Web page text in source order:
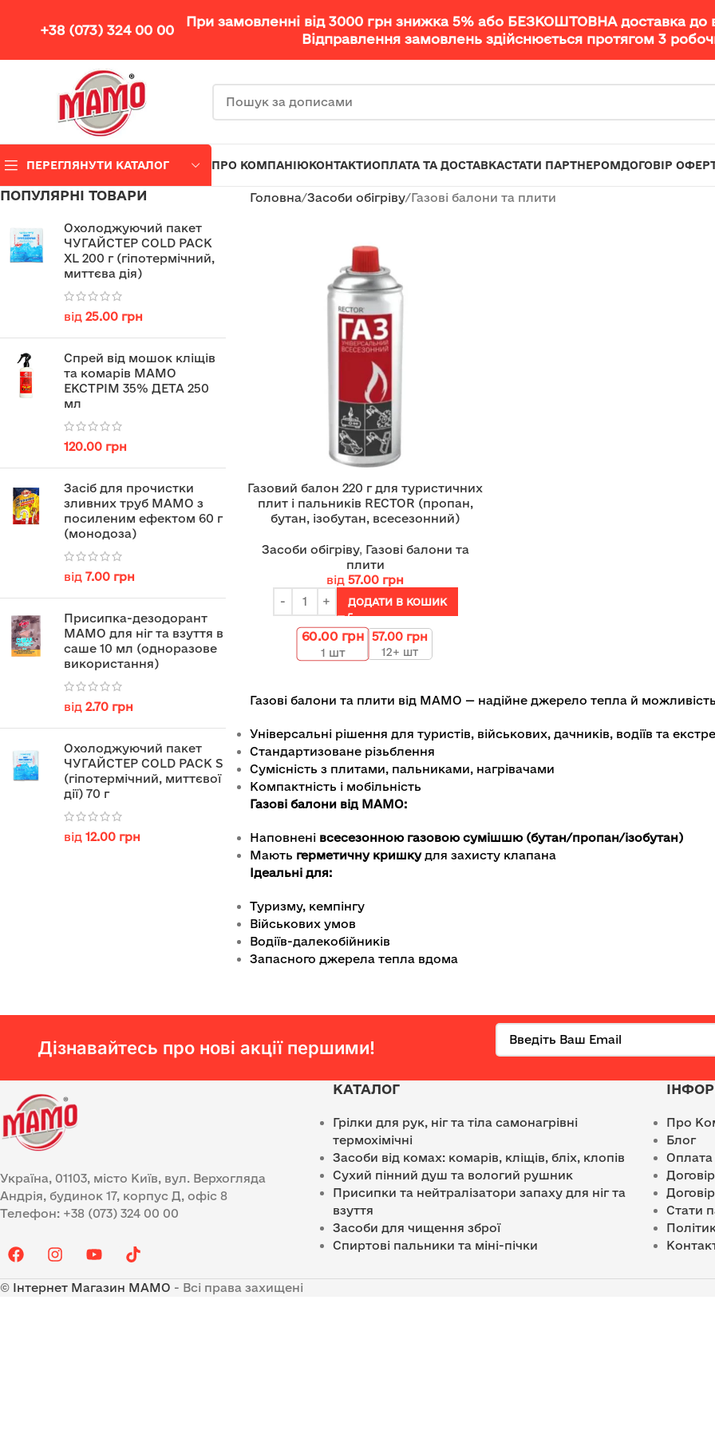
+38 (073) 324 00 00
При замовленні від 3000 грн знижка 5% або БЕЗКОШТОВНА доставка до
Відправлення замовлень здійснюється протягом 3
ПЕРЕГЛЯНУТИ КАТАЛОГ ПРО КОМПАНІЮКОНТАКТИОПЛАТА ТА ДОСТАВКАСТАТИ ПАРТНЕРОМДОГОВІР
ПОПУЛЯРНІ ТОВАРИ
Охолоджуючий пакет
ЧУГАЙСТЕР COLD PACK
XL 200 г (гіпотермічний,
миттєва дія)
від 25.00 грн
Спрей від мошок кліщів
та комарів МАМО
ЕКСТРІМ 35% ДЕТА 250
мл
120.00 грн
Засіб для прочистки
зливних труб МАМО з
посиленим ефектом 60 г
(монодоза)
від 7.00 грн
Присипка-дезодорант
MAMO для ніг та взуття в
саше 10 мл (одноразове
використання)
від 2.70 грн
Охолоджуючий пакет
ЧУГАЙСТЕР COLD PACK S
(гіпотермічний, миттєвої
дії) 70 г
від 12.00 грн
Головна Засоби обігріву Газові балони та плити
Газовий балон 220 г для туристичних
плит і пальників RECTOR (пропан,
бутан, ізобутан, всесезонний)
Засоби обігріву, Газові балони та
плити
від57.00 грн
ДОДАТИ В КОШИК
60.00 грн
1 шт
57.00 грн
12+ шт
Газові балони та плити від МАМО — надійне джерело тепла й можливість
Універсальні рішення для туристів, військових, дачників, водіїв та
Стандартизоване різьблення
Сумісність з плитами, пальниками, нагрівачами
Компактність і мобільність
Газові балони від МАМО:
Наповнені всесезонною газовою сумішшю (бутан/пропан/ізобутан)
Мають герметичну кришкудля захисту клапана
Ідеальні для:
Туризму, кемпінгу
Військових умов
Водіїв-далекобійників
Запасного джерела тепла вдома
Дізнавайтесь про нові акції першими!
Україна, 01103, місто Київ, вул. Верхогляда
Андрія, будинок 17, корпус Д, офіс 8
Телефон: +38 (073) 324 00 00
КАТАЛОГ
Грілки для рук, ніг та тіла самонагрівні
термохімічні
Засоби від комах: комарів, кліщів, бліх, клопів
Сухий пінний душ та вологий рушник
Присипки та нейтралізатори запаху для ніг та
взуття
Засоби для чищення зброї
Спиртові пальники та міні-пічки
Про
Блог
Оплата
Договір
Стати
© Інтернет Магазин MAMO - Всі права захищені